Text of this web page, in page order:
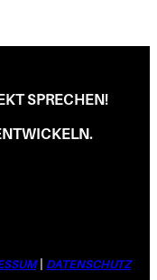
SPRECHEN!
| DATENSCHUTZ